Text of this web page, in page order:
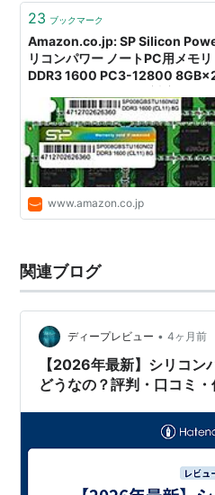
す！ ▼＼最安値をチェ…
23 ブックマーク
Amazon.co.jp: SP Silicon
リコンパワー ノートPC用メモリ
DDR3 1600 PC3-12800
SP016GBSTU160N22: パソコ
www.amazon.co.jp
関連ブログ
ディープレビュー • 4ヶ月前
【2026年最新】シリコン
どうなの？評判・口コミ・